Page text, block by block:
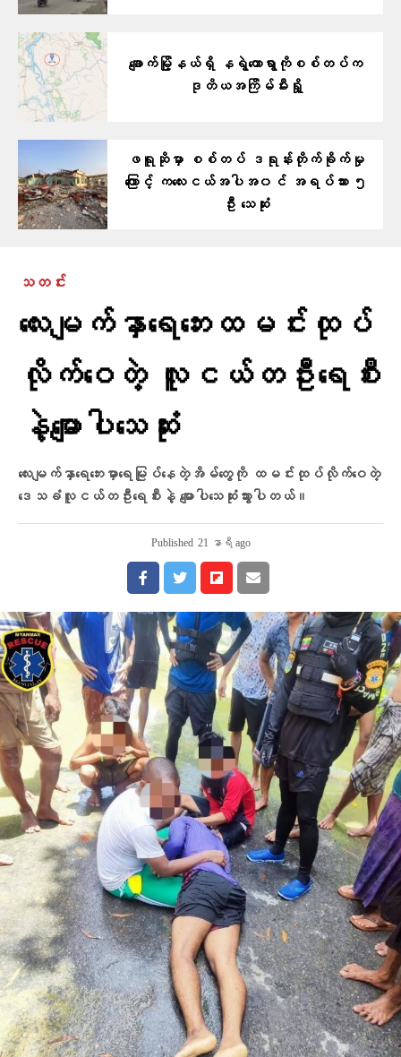
ချောက်မြို့နယ်ရှိ နရွဲတောရွာကိုစစ်တပ်က
ဒုတိယအကြိမ်မီးရှို့
ဖရူဆိုမှာ စစ်တပ် ဒရုန်းတိုက်ခိုက်မှု
ကြောင့် ကလေးငယ်အပါအ၀င် အရပ်သား ၅
ဦး သေဆုံး
သတင်း
လေးမျက်နှာရေဘေးထမင်းထုပ်
လိုက်ဝေတဲ့ လူငယ်တဦးရေစီး
နဲ့မျောပါသေဆုံး
လေးမျက်နှာရေဘေးမှာရေမြုပ်နေတဲ့အိမ်တွေကို ထမင်းထုပ်လိုက်ဝေတဲ့
ဒေသခံလူငယ်တဦးရေစီးနဲ့ မျောပါသေဆုံးသွားပါတယ်။
Published 21 နာရီ ago